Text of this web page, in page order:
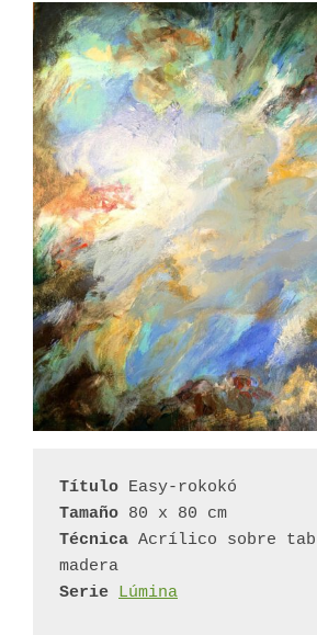
Título Easy-rokokó
Tamaño 80 x 80 cm
Técnica Acrílico sobre
madera
Serie Lúmina